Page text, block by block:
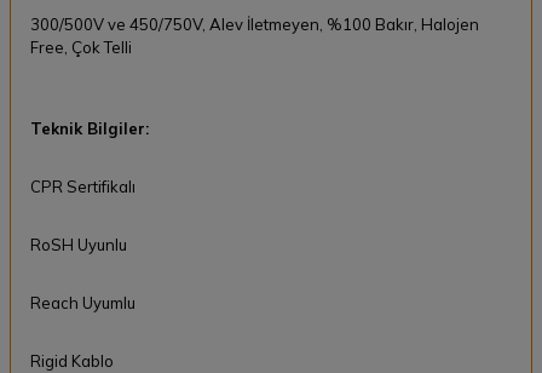
300/500V ve 450/750V, Alev İletmeyen, %100 Bakır, Halojen
Free, Çok Telli
Teknik Bilgiler:
CPR Sertifikalı
RoSH Uyunlu
Reach Uyumlu
Rigid Kablo